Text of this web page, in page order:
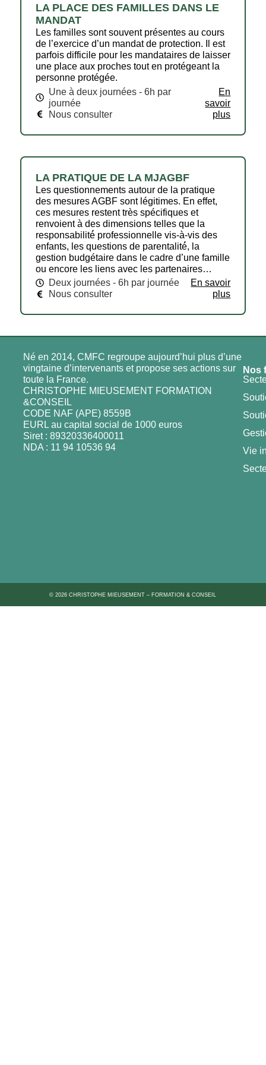
LA PLACE DES FAMILLES DANS LE
MANDAT
Les familles sont souvent présentes au cours
de l’exercice d’un mandat de protection. Il est
parfois difficile pour les mandataires de laisser
une place aux proches tout en protégeant la
personne protégée.
Une à deux journées - 6h par
journée
Nous consulter
En
savoir
plus
LA PRATIQUE DE LA MJAGBF
Les questionnements autour de la pratique
des mesures AGBF sont légitimes. En effet,
ces mesures restent très spécifiques et
renvoient à des dimensions telles que la
responsabilité́ professionnelle vis-à-vis des
enfants, les questions de parentalité́, la
gestion budgétaire dans le cadre d’une famille
ou encore les liens avec les partenaires…
Deux journées - 6h par journée
Nous consulter
En savoir
plus
Né en 2014, CMFC regroupe aujourd’hui plus d’une
vingtaine d’intervenants et propose ses actions sur
toute la France.
CHRISTOPHE MIEUSEMENT FORMATION
&CONSEIL
CODE NAF (APE) 8559B
EURL au capital social de 1000 euros
Siret : 89320336400011
NDA : 11 94 10536 94
Nos
Vie
© 2026 CHRISTOPHE MIEUSEMENT – FORMATION & CONSEIL